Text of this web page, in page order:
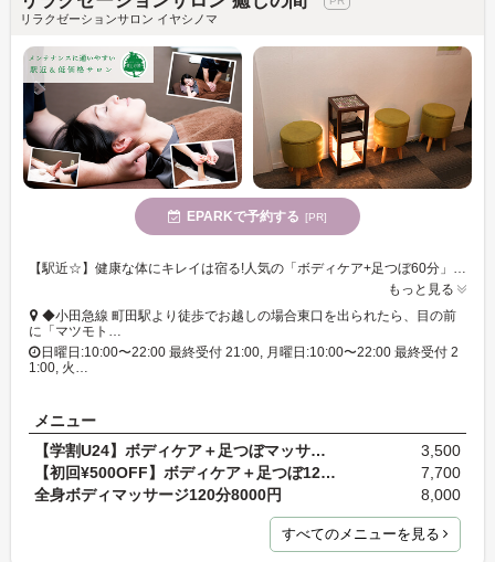
リラクゼーションサロン イヤシノマ
EPARKで予約する [PR]
【駅近☆】健康な体にキレイは宿る!人気の「ボディケア+足つぼ60分」が初回3,500円!2回目以降も安い!体循環を整えて体の中から健やかに◎
もっと見る
◆小田急線 町田駅より徒歩でお越しの場合東口を出られたら、目の前
に「マツモト…
日曜日:10:00〜22:00 最終受付 21:00, 月曜日:10:00〜22:00 最終受付 2
1:00, 火…
メニュー
【学割U24】ボディケア＋足つぼマッサージ45分 ¥3,500
3,500
【初回¥500OFF】ボディケア＋足つぼ120分¥8200→¥7700
7,700
全身ボディマッサージ120分8000円
8,000
すべてのメニューを見る